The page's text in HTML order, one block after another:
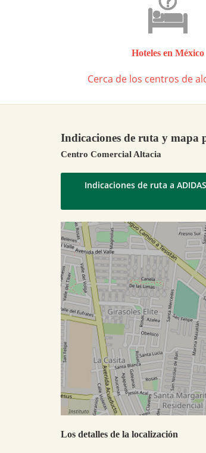
Hoteles en México
Cerca de los centros de
Indicaciones de ruta y
Centro Comercial Altacia
Indicaciones de ruta a
Los detalles de la localización